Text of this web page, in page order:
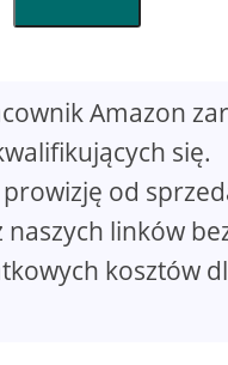
Amazon
się.
od
naszych linków
kosztów